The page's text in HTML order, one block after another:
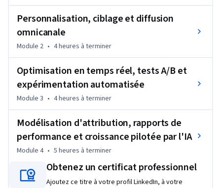
prédictive des audiences et les stratégies de
personnalisation, les systèmes d’expérimentation
automatisés, ainsi que la modélisation d’attribution cross-
canal.
Il met l’accent sur l’équilibre entre les indicateurs d’efficacité
à court terme, tels que le ROAS et le CAC, et le capital
marque à long terme ainsi que la croissance durable. Des
utilisés pour traduire les signaux issus des données en
décisions stratégiques.
À l’issue de cette formation, vous serez en mesure de
concevoir des architectures de campagne intégrées et
optimisées par l’IA, capables d’apprendre, de s’optimiser et
Personnalisation, ciblage et diffusion
omnicanale
Module 2 • 4 heures à terminer
Optimisation en temps réel, tests A/B et
expérimentation automatisée
Module 3 • 4 heures à terminer
Modélisation d'attribution, rapports de
performance et croissance pilotée par l'IA
Module 4 • 5 heures à terminer
Obtenez un certificat professionnel
Ajoutez ce titre à votre profil LinkedIn, à votre